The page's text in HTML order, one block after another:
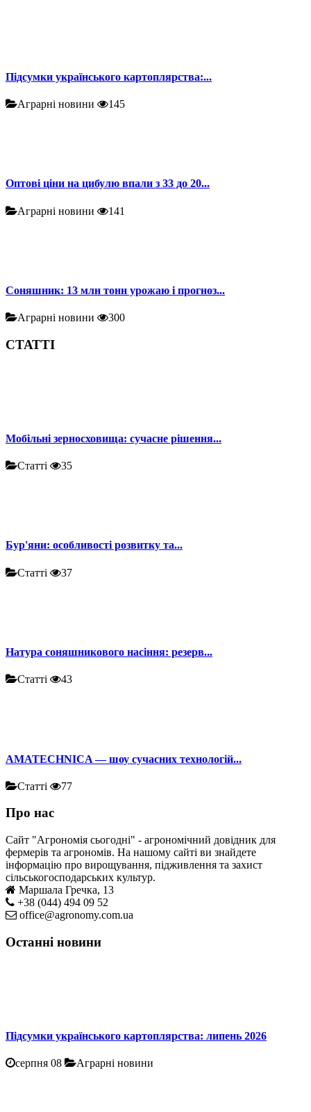
Підсумки українського картоплярства:...
Аграрні новини 145
Оптові ціни на цибулю впали з 33 до 20...
Аграрні новини 141
Соняшник: 13 млн тонн урожаю і прогноз...
Аграрні новини 300
СТАТТІ
Мобільні зерносховища: сучасне рішення...
Статті 35
Бур'яни: особливості розвитку та...
Статті 37
Натура соняшникового насіння: резерв...
Статті 43
AMATECHNICA — шоу сучасних технологій...
Статті 77
Про нас
Сайт "Агрономія сьогодні" - агрономічний довідник для
фермерів та агрономів. На нашому сайті ви знайдете
інформацію про вирощування, підживлення та захист
сільськогосподарських культур.
Маршала Гречка, 13
+38 (044) 494 09 52
office@agronomy.com.ua
Останні новини
Підсумки українського картоплярства: липень 2026
серпня 08 Аграрні новини